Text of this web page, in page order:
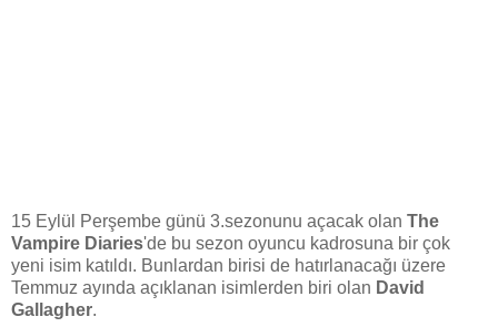
15 Eylül Perşembe günü 3.sezonunu açacak olan The
Vampire Diaries'de bu sezon oyuncu kadrosuna bir çok
yeni isim katıldı. Bunlardan birisi de hatırlanacağı üzere
Temmuz ayında açıklanan isimlerden biri olan David
Gallagher.